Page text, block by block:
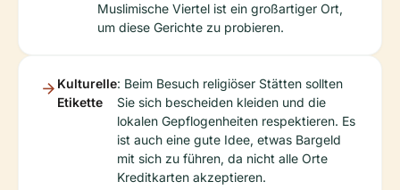
Muslimische Viertel ist ein großartiger Ort,
um diese Gerichte zu probieren.
Kulturelle
Etikette
: Beim Besuch religiöser Stätten sollten
Sie sich bescheiden kleiden und die
lokalen Gepflogenheiten respektieren. Es
ist auch eine gute Idee, etwas Bargeld
mit sich zu führen, da nicht alle Orte
Kreditkarten akzeptieren.